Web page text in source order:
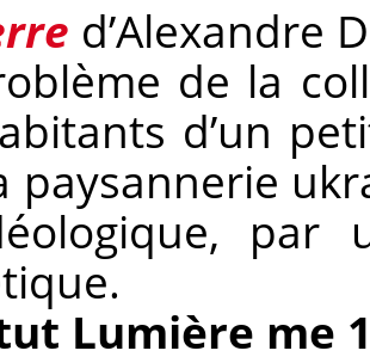
d’Alexandre
de la
d’un
paysannerie
par
Lumière me